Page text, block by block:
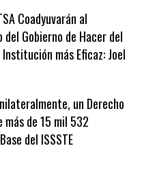
Coadyuvarán al
del Gobierno de Hacer del
Institución más Eficaz: Joel
un Derecho
más de 15 mil 532
del ISSSTE